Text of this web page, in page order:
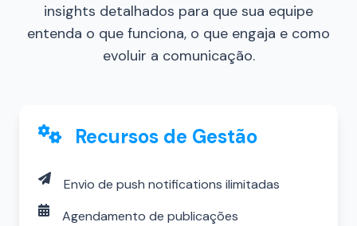
insights detalhados para que sua equipe
entenda o que funciona, o que engaja e como
evoluir a comunicação.
Recursos de Gestão
Envio de push notifications ilimitadas
Agendamento de publicações